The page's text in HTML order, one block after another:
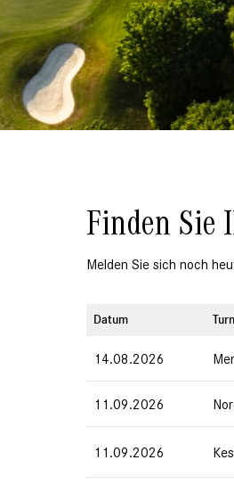
Finden Sie
Melden Sie sich noch
Datum
14.08.2026
11.09.2026
11.09.2026